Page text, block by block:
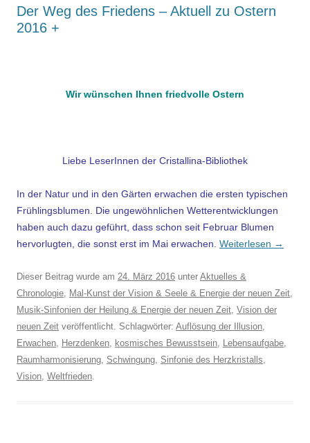
Der Weg des Friedens – Aktuell zu Ostern
2016 +
Wir wünschen Ihnen friedvolle Ostern
Liebe LeserInnen der Cristallina-Bibliothek
In der Natur und in den Gärten erwachen die ersten typischen
Frühlingsblumen. Die ungewöhnlichen Wetterentwicklungen
haben auch dazu geführt, dass schon seit Februar Blumen
hervorlugten, die sonst erst im Mai erwachen. Weiterlesen →
Dieser Beitrag wurde am 24. März 2016 unter Aktuelles &
Chronologie, Mal-Kunst der Vision & Seele & Energie der neuen Zeit,
Musik-Sinfonien der Heilung & Energie der neuen Zeit, Vision der
neuen Zeit veröffentlicht. Schlagwörter: Auflösung der Illusion,
Erwachen, Herzdenken, kosmisches Bewusstsein, Lebensaufgabe,
Raumharmonisierung, Schwingung, Sinfonie des Herzkristalls,
Vision, Weltfrieden.